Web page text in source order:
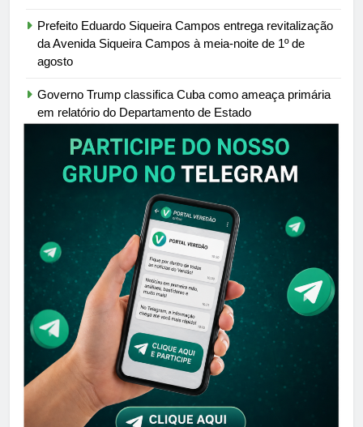
Prefeito Eduardo Siqueira Campos entrega revitalização
da Avenida Siqueira Campos à meia-noite de 1º de
agosto
Governo Trump classifica Cuba como ameaça primária
em relatório do Departamento de Estado